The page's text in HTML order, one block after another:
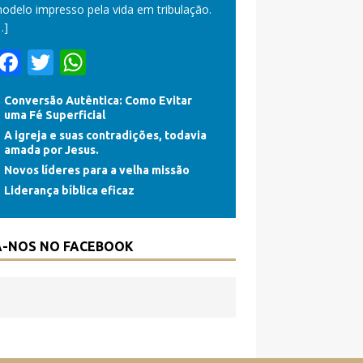
impresso pela vida em tribulação.
F
e
b
o
o
k
T
w
itt
er
W
h
at
s
A
p
p
Conversão Autêntica: Como Evitar
uma Fé Superficial
A igreja e suas contradições, todavia
amada por Jesus.
Novos líderes para a velha missão
Liderança bíblica eficaz
NOS NO FACEBOOK